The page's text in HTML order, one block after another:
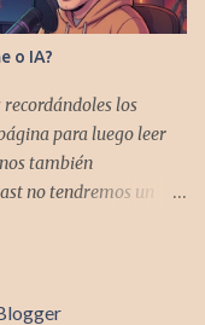
rss:
o IA?
los
para luego leer
también
no tendremos un
agregan a sus